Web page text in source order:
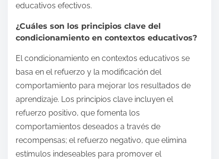
educativos efectivos.
¿Cuáles son los principios clave del
condicionamiento en contextos educativos?
El condicionamiento en contextos educativos se
basa en el refuerzo y la modificación del
comportamiento para mejorar los resultados de
aprendizaje. Los principios clave incluyen el
refuerzo positivo, que fomenta los
comportamientos deseados a través de
recompensas; el refuerzo negativo, que elimina
estímulos indeseables para promover el